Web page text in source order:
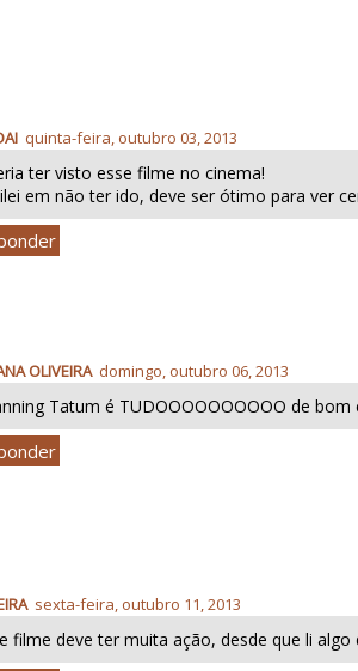
quinta-feira, outubro 03, 2013
ter visto esse filme no cinema!
em não ter ido, deve ser ótimo para ver
OLIVEIRA domingo, outubro 06, 2013
Tatum é TUDOOOOOOOOOO de
sexta-feira, outubro 11, 2013
filme deve ter muita ação, desde que li